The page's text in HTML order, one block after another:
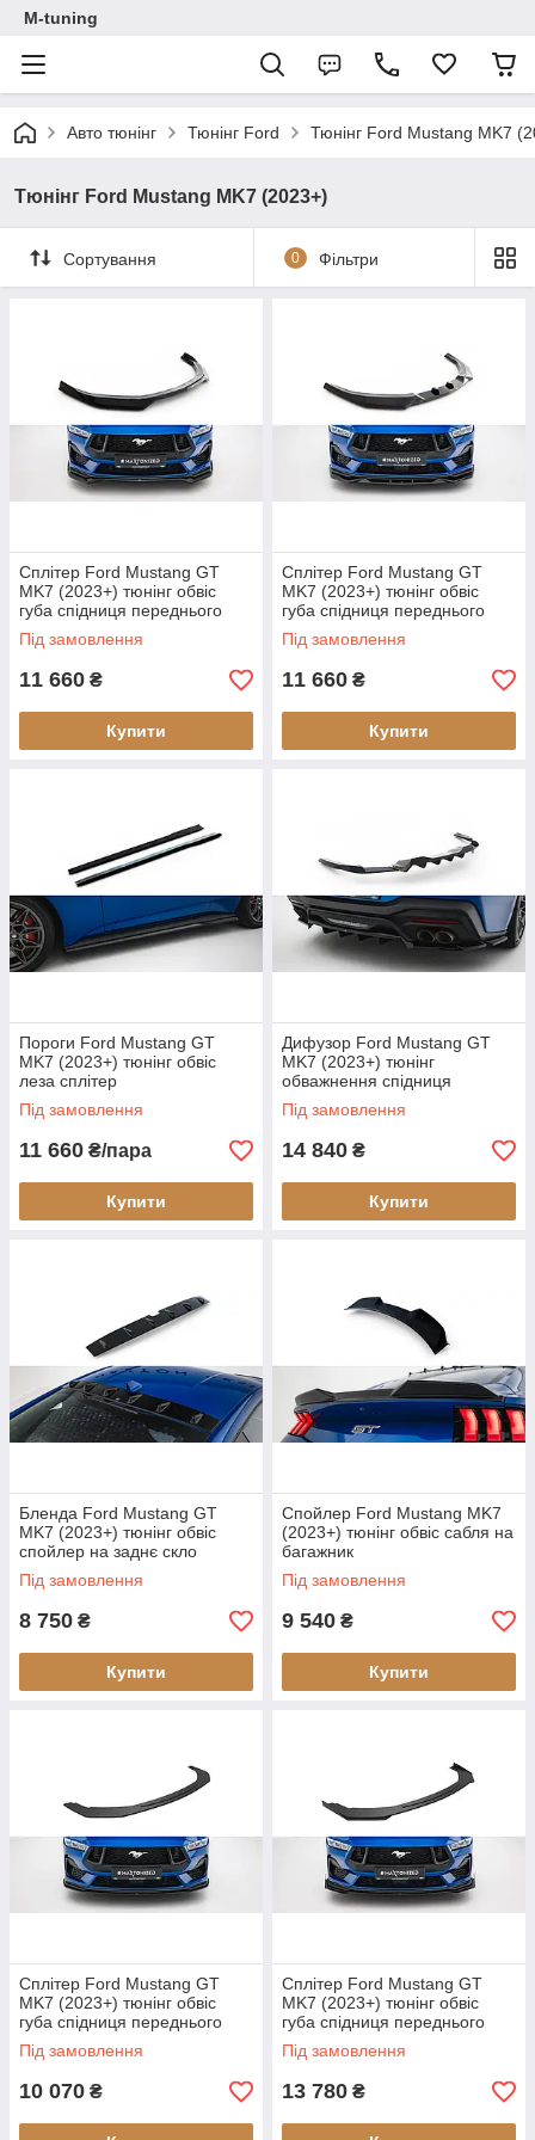
M-tuning
Авто тюнінг Тюнінг Ford Тюнінг Ford Mustang MK7
Тюнінг Ford Mustang MK7 (2023+)
Сортування 0 Фільтри
Сплітер Ford Mustang GT
MK7 (2023+) тюнінг обвіс
губа спідниця переднього
бампера (V1)
Під замовлення
11 660 ₴
Купити
Сплітер Ford Mustang GT
MK7 (2023+) тюнінг обвіс
губа спідниця переднього
бампера (V2)
Під замовлення
11 660 ₴
Купити
Пороги Ford Mustang GT
MK7 (2023+) тюнінг обвіс
леза сплітер
Під замовлення
11 660 ₴/пара
Купити
Дифузор Ford Mustang GT
MK7 (2023+) тюнінг
обважнення спідниця
заднього бампера
Під замовлення
14 840 ₴
Купити
Бленда Ford Mustang GT
MK7 (2023+) тюнінг обвіс
спойлер на заднє скло
Під замовлення
8 750 ₴
Купити
Спойлер Ford Mustang MK7
(2023+) тюнінг обвіс сабля на
багажник
Під замовлення
9 540 ₴
Купити
Сплітер Ford Mustang GT
MK7 (2023+) тюнінг обвіс
губа спідниця переднього
бампера (Street Pro V1)
Під замовлення
10 070 ₴
Сплітер Ford Mustang GT
MK7 (2023+) тюнінг обвіс
губа спідниця переднього
бампера (Street Pro V2)
Під замовлення
13 780 ₴